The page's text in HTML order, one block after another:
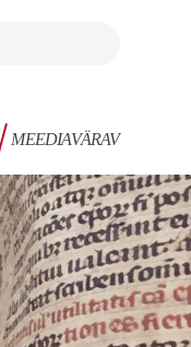
MEEDIAVÄRAV